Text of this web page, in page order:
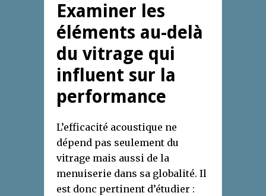
Examiner les
éléments au-delà
du vitrage qui
influent sur la
performance
L’efficacité acoustique ne
dépend pas seulement du
vitrage mais aussi de la
menuiserie dans sa globalité. Il
est donc pertinent d’étudier :